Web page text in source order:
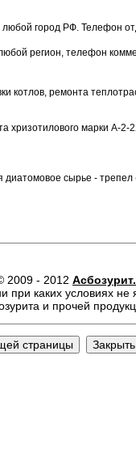
любой город РФ. Телефон
регион, телефон
котлов, ремонта
хризотилового марки А-
сырье -
2009 - 2012
каких условиях
и прочей